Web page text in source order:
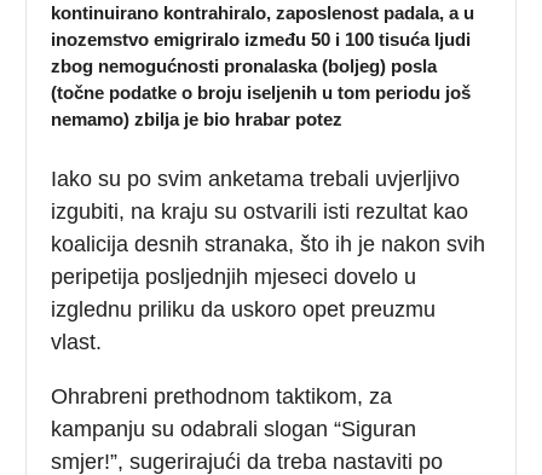
kontinuirano kontrahiralo, zaposlenost padala, a u
inozemstvo emigriralo između 50 i 100 tisuća ljudi
zbog nemogućnosti pronalaska (boljeg) posla
(točne podatke o broju iseljenih u tom periodu još
nemamo) zbilja je bio hrabar potez
Iako su po svim anketama trebali uvjerljivo
izgubiti, na kraju su ostvarili isti rezultat kao
koalicija desnih stranaka, što ih je nakon svih
peripetija posljednjih mjeseci dovelo u
izglednu priliku da uskoro opet preuzmu
vlast.
Ohrabreni prethodnom taktikom, za
kampanju su odabrali slogan “Siguran
smjer!”, sugerirajući da treba nastaviti po